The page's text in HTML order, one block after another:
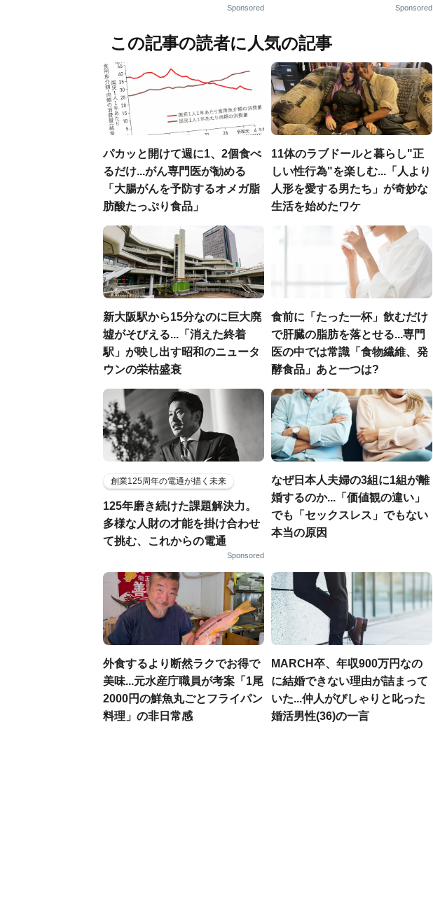
Sponsored Sponsored
この記事の読者に人気の記事
パカッと開けて週に1、2個食べ
るだけ...がん専門医が勧める
「大腸がんを予防するオメガ脂
肪酸たっぷり食品」
11体のラブドールと暮らし"正
しい性行為"を楽しむ...「人より
人形を愛する男たち」が奇妙な
生活を始めたワケ
新大阪駅から15分なのに巨大廃
墟がそびえる...「消えた終着
駅」が映し出す昭和のニュータ
ウンの栄枯盛衰
食前に「たった一杯」飲むだけ
で肝臓の脂肪を落とせる...専門
医の中では常識「食物繊維、発
酵食品」あと一つは?
創業125周年の電通が描く未来
125年磨き続けた課題解決力。
多様な人財の才能を掛け合わせ
て挑む、これからの電通
Sponsored
なぜ日本人夫婦の3組に1組が離
婚するのか...「価値観の違い」
でも「セックスレス」でもない
本当の原因
外食するより断然ラクでお得で
美味...元水産庁職員が考案「1尾
2000円の鮮魚丸ごとフライパン
料理」の非日常感
MARCH卒、年収900万円なの
に結婚できない理由が詰まって
いた...仲人がぴしゃりと叱った
婚活男性(36)の一言